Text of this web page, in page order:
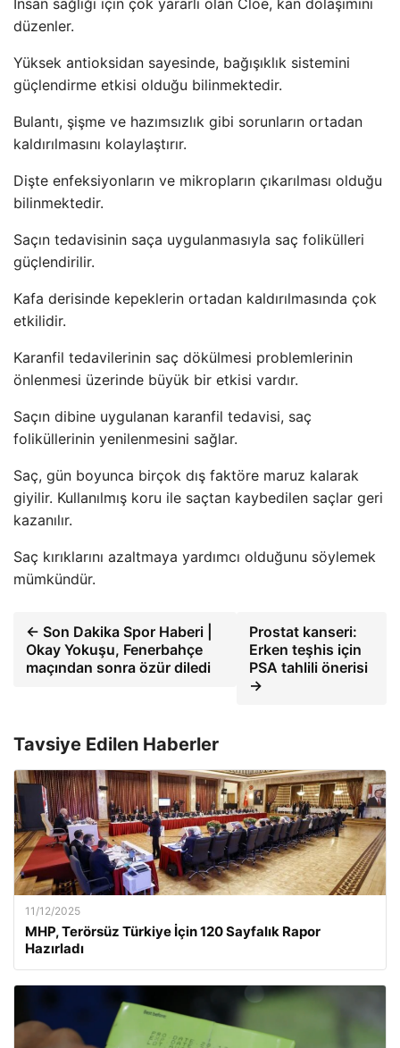
İnsan sağlığı için çok yararlı olan Cloe, kan dolaşımını
düzenler.
Yüksek antioksidan sayesinde, bağışıklık sistemini
güçlendirme etkisi olduğu bilinmektedir.
Bulantı, şişme ve hazımsızlık gibi sorunların ortadan
kaldırılmasını kolaylaştırır.
Dişte enfeksiyonların ve mikropların çıkarılması olduğu
bilinmektedir.
Saçın tedavisinin saça uygulanmasıyla saç folikülleri
güçlendirilir.
Kafa derisinde kepeklerin ortadan kaldırılmasında çok
etkilidir.
Karanfil tedavilerinin saç dökülmesi problemlerinin
önlenmesi üzerinde büyük bir etkisi vardır.
Saçın dibine uygulanan karanfil tedavisi, saç
foliküllerinin yenilenmesini sağlar.
Saç, gün boyunca birçok dış faktöre maruz kalarak
giyilir. Kullanılmış koru ile saçtan kaybedilen saçlar geri
kazanılır.
Saç kırıklarını azaltmaya yardımcı olduğunu söylemek
mümkündür.
← Son Dakika Spor Haberi |
Okay Yokuşu, Fenerbahçe
maçından sonra özür diledi
Prostat kanseri:
Erken teşhis için
PSA tahlili önerisi
→
Tavsiye Edilen Haberler
11/12/2025
MHP, Terörsüz Türkiye İçin 120 Sayfalık Rapor
Hazırladı